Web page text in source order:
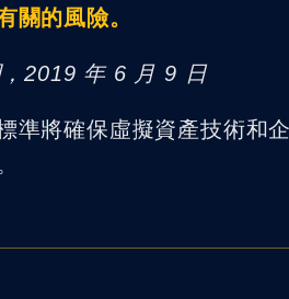
關的風險。
2019 年 6 月 9 日
準將確保虛擬資產技術和